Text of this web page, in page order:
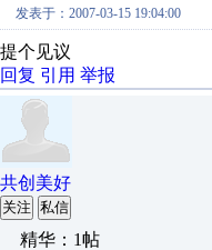
发表于：2007-03-15 19:04:00
提个见议
回复 引用 举报
共创美好
关注 私信
精华：1帖